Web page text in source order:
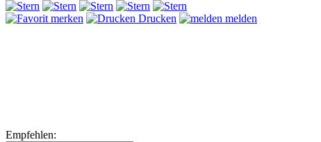
merken Drucken melden
Empfehlen: